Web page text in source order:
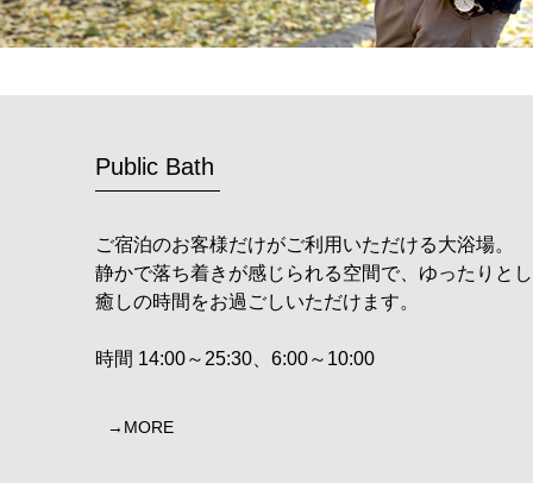
Public Bath
ご宿泊のお客様だけがご利用いただける大浴場。
静かで落ち着きが感じられる空間で、ゆったりと
癒しの時間をお過ごしいただけます。
時間 14:00～25:30、6:00～10:00
MORE